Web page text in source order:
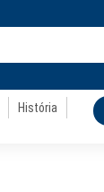
História